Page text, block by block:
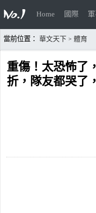
Home 國際
當前位置： 華文天下 > 體育
重傷！太恐怖了
折，隊友都哭了